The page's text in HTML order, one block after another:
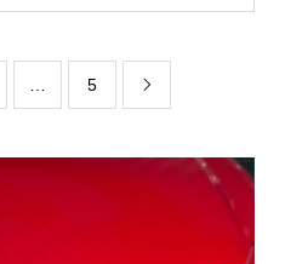
… 5 